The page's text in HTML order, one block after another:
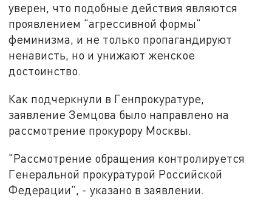
уверен, что подобные действия являются
проявлением "агрессивной формы"
феминизма, и не только пропагандируют
ненависть, но и унижают женское
достоинство.
Как подчеркнули в Генпрокуратуре,
заявление Земцова было направлено на
рассмотрение прокурору Москвы.
"Рассмотрение обращения контролируется
Генеральной прокуратурой Российской
Федерации", - указано в заявлении.